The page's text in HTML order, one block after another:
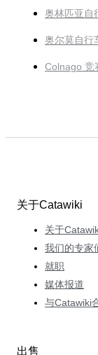
奥林匹亚自
奥尔莫自行
Colnago 竞
关于Catawiki
关于
我们的专家
就职
媒体报道
与Catawiki
出售